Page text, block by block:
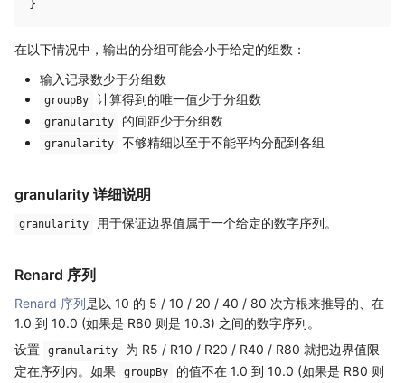
在以下情况中，输出的分组可能会小于给定的组数：
输入记录数少于分组数
groupBy 计算得到的唯一值少于分组数
granularity 的间距少于分组数
granularity 不够精细以至于不能平均分配到各组
granularity 详细说明
granularity 用于保证边界值属于一个给定的数字序列。
Renard 序列
Renard 序列是以 10 的 5 / 10 / 20 / 40 / 80 次方根来推导的、在
1.0 到 10.0 (如果是 R80 则是 10.3) 之间的数字序列。
设置
granularity
为 R5 / R10 / R20 / R40 / R80 就把边界值限
定在序列内。如果
groupBy
的值不在 1.0 到 10.0 (如果是 R80 则